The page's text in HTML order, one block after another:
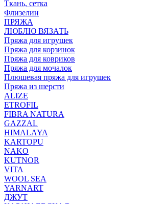
Ткань, сетка
Флизелин
ПРЯЖА
ЛЮБЛЮ ВЯЗАТЬ
Пряжа для игрушек
Пряжа для корзинок
Пряжа для ковриков
Пряжа для мочалок
Плюшевая пряжа для игрушек
Пряжа из шерсти
ALIZE
ETROFIL
FIBRA NATURA
GAZZAL
HIMALAYA
KARTOPU
NAKO
KUTNOR
VITA
WOOL SEA
YARNART
ДЖУТ